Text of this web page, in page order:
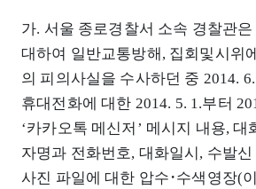
가. 서울 종로경찰서 소속 경찰관은
대하여 일반교통방해, 집회및시위
의 피의사실을 수사하던 중 2014.
휴대전화에 대한 2014. 5. 1.부터
‘카카오톡 메신저’ 메시지 내용, 대
자명과 전화번호, 대화일시, 수발신
사진 파일에 대한 압수･수색영장(